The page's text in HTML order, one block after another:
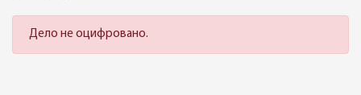
Дело не оцифровано.